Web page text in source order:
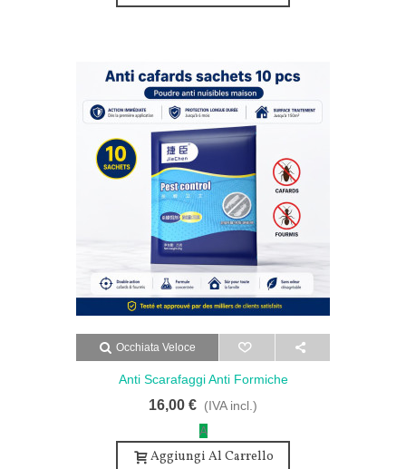
Occhiata Veloce
Anti Scarafaggi Anti Formiche
Professionale - Doppia Azione 10 Pz
16,00 € (IVA incl.)
A
Aggiungi Al Carrello